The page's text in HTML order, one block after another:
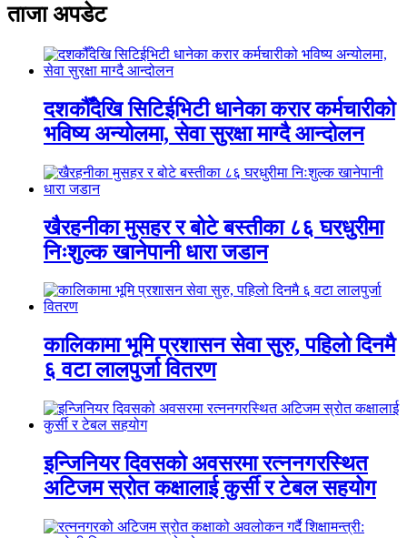
ताजा अपडेट
दशकौँदेखि सिटिईभिटी धानेका करार कर्मचारीको
भविष्य अन्योलमा, सेवा सुरक्षा माग्दै आन्दोलन
खैरहनीका मुसहर र बोटे बस्तीका ८६ घरधुरीमा
निःशुल्क खानेपानी धारा जडान
कालिकामा भूमि प्रशासन सेवा सुरु, पहिलो दिनमै
६ वटा लालपुर्जा वितरण
इन्जिनियर दिवसको अवसरमा रत्ननगरस्थित
अटिजम स्रोत कक्षालाई कुर्सी र टेबल सहयोग